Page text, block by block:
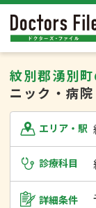
紋別郡湧別
ニック・病院
エリア・駅
診療科目
詳細条件